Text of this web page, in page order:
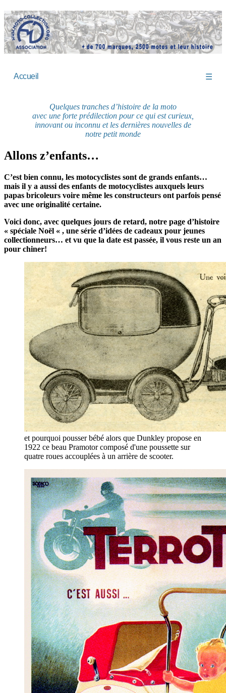
Accueil ☰
Quelques tranches d’histoire de la moto
avec une forte prédilection pour ce qui est curieux,
innovant ou inconnu et les dernières nouvelles de
notre petit monde
Allons z’enfants…
C’est bien connu, les motocyclistes sont de grands enfants…
mais il y a aussi des enfants de motocyclistes auxquels leurs
papas bricoleurs voire même les constructeurs ont parfois pensé
avec une originalité certaine.
Voici donc, avec quelques jours de retard, notre page d’histoire
« spéciale Noël « , une série d’idées de cadeaux pour jeunes
collectionneurs… et vu que la date est passée, il vous reste un an
pour chiner!
et pourquoi pousser bébé alors que Dunkley propose en
1922 ce beau Pramotor composé d'une poussette sur
quatre roues accouplées à un arrière de scooter.